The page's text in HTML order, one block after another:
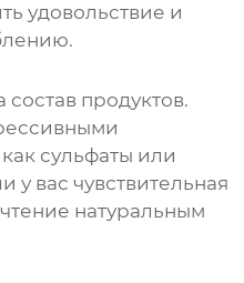
удовольствие и
продуктов.
сульфаты или
у вас чувствительная
натуральным